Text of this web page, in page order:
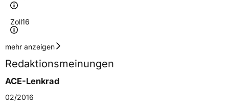
Zoll16
Geschwindigkeitsindex
Höchstgeschwindigkeit
240 km/h
Lastindex88
mehr anzeigen
Redaktionsmeinungen
ACE-Lenkrad
02/2016